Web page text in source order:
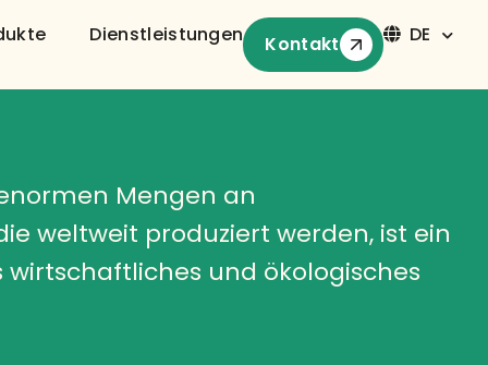
Dienstleistungen
Kontakt
Kontakt
DE
Mengen an
weltweit produziert werden, ist ein
und ökologisches